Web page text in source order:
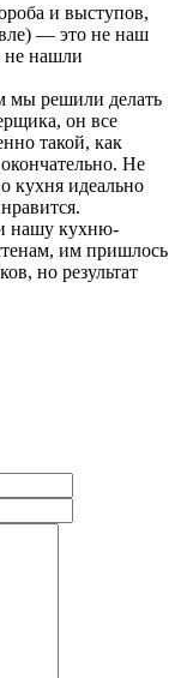
и выступов,
— это не наш
не нашли
мы решили делать
он все
такой, как
Не
кухня идеально
нашу кухню-
им пришлось
но результат